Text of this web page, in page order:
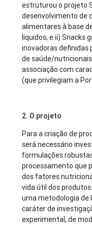
estruturou o projeto
desenvolvimento de
alimentares à base
líquidos; e ii) Snacks
inovadoras definidas
de saúde/
associação com
(que privilegiam a
2. O projeto
Para a criação de
será necessário
formulações
processamento que
dos fatores
vida útil dos
uma metodologia de
caráter de
experimental, de